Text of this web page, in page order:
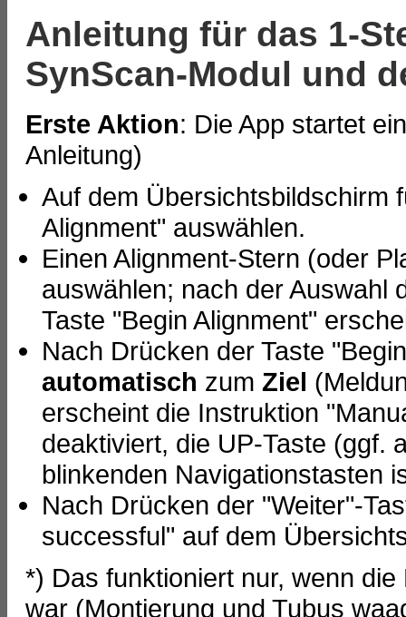
Anleitung für das 1-
SynScan-Modul und
Erste Aktion: Die App startet
Anleitung)
Auf dem Übersichtsbildschirm
Alignment" auswählen.
Einen Alignment-Stern (oder
auswählen; nach der Auswahl
Taste "Begin Alignment"
Nach Drücken der Taste
automatisch zum Ziel
erscheint die Instruktion
deaktiviert, die UP-Taste (ggf.
blinkenden Navigationstasten
Nach Drücken der "Weiter"-
successful" auf dem
*) Das funktioniert nur, wenn
war (Montierung und Tubus